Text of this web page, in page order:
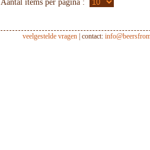
Aantal items per pagina :
veelgestelde vragen | contact: